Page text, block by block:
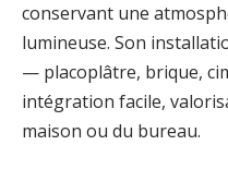
conservant une
lumineuse. Son
— placoplâtre, brique,
intégration facile,
maison ou du bureau.